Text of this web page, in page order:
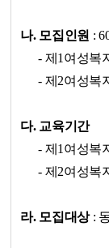
나. 모집인원 :
- 제1여성복
- 제2여성복
다. 교육기간
- 제1여성복지
- 제2여성복지
라. 모집대상: